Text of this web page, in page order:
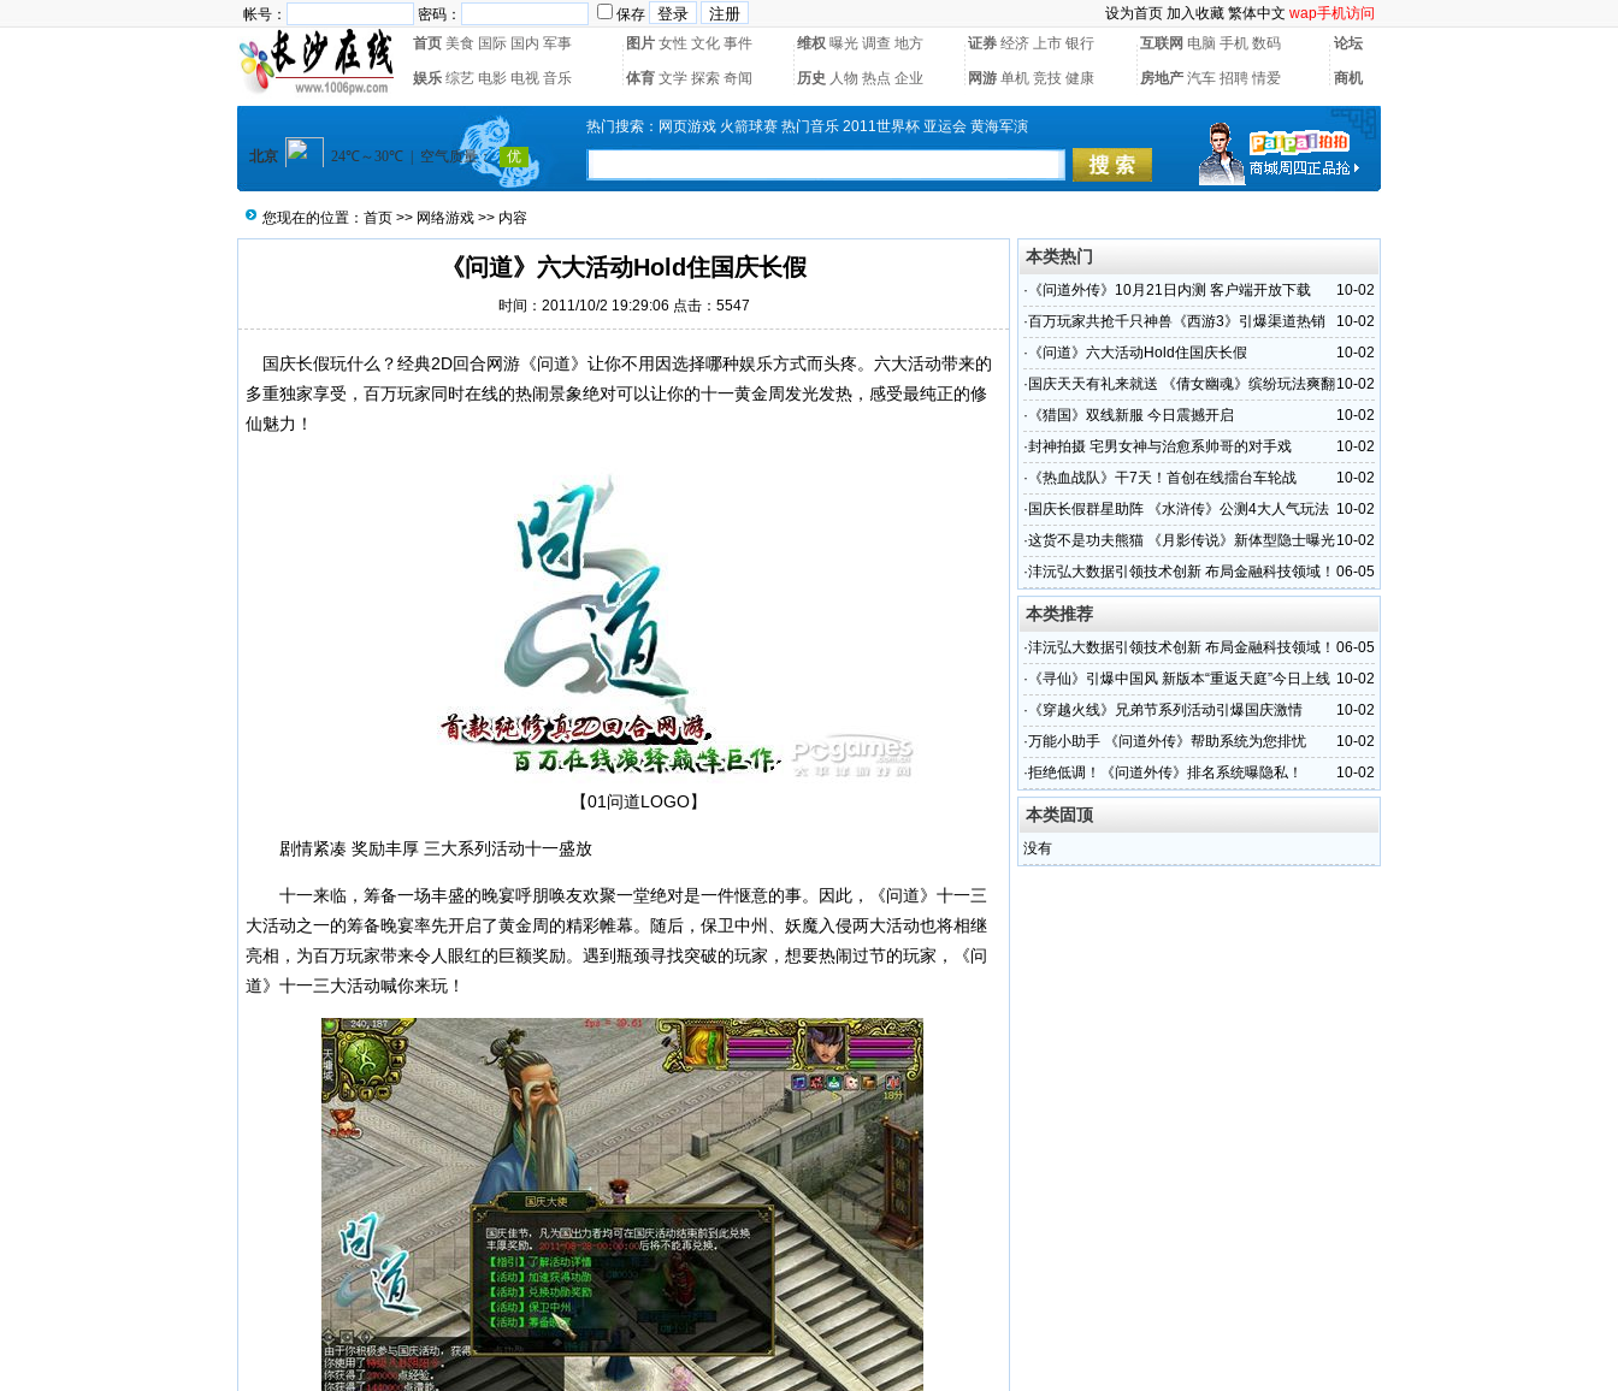
帐号： 密码： 保存 设为首页 加入收藏 繁体中文 wap手机访问
首页 美食 国际 国内 军事 图片 女性 文化 事件 维权 曝光 调查 地方 证券 经济 上市 银行 互联网 电脑 手机 数码 论坛
娱乐 综艺 电影 电视 音乐 体育 文学 探索 奇闻 历史 人物 热点 企业 网游 单机 竞技 健康 房地产 汽车 招聘 情爱 商机
热门搜索： 网页游戏 火箭球赛 热门音乐 2011世界杯 亚运会 黄海军演
您现在的位置： 首页 >> 网络游戏 >> 内容
《问道》六大活动Hold住国庆长假
时间：2011/10/2 19:29:06 点击： 5547
国庆长假玩什么？经典2D回合网游《问道》让你不用因选择哪种娱乐方式而头疼。六大活动带来的
多重独家享受，百万玩家同时在线的热闹景象绝对可以让你的十一黄金周发光发热，感受最纯正的修
仙魅力！
【01问道LOGO】
剧情紧凑 奖励丰厚 三大系列活动十一盛放
十一来临，筹备一场丰盛的晚宴呼朋唤友欢聚一堂绝对是一件惬意的事。因此，《问道》十一三
大活动之一的筹备晚宴率先开启了黄金周的精彩帷幕。随后，保卫中州、妖魔入侵两大活动也将相继
亮相，为百万玩家带来令人眼红的巨额奖励。遇到瓶颈寻找突破的玩家，想要热闹过节的玩家，《问
道》十一三大活动喊你来玩！
本类热门
10-02
· 《问道外传》10月21日内测 客户端开放下载
10-02
·百万玩家共抢千只神兽《西游3》引爆渠道热销
10-02
· 《问道》六大活动Hold住国庆长假
10-02
· 国庆天天有礼来就送 《倩女幽魂》缤纷玩法爽翻
七天
10-02
· 《猎国》双线新服 今日震撼开启
10-02
·封神拍摄 宅男女神与治愈系帅哥的对手戏
10-02
· 《热血战队》干7天！首创在线擂台车轮战
10-02
· 国庆长假群星助阵 《水浒传》公测4大人气玩法
登场
10-02
·这货不是功夫熊猫 《月影传说》新体型隐士曝光
06-05
·沣沅弘大数据引领技术创新 布局金融科技领域！
本类推荐
06-05
·沣沅弘大数据引领技术创新 布局金融科技领域！
10-02
· 《寻仙》引爆中国风 新版本“重返天庭”今日上线
10-02
· 《穿越火线》兄弟节系列活动引爆国庆激情
10-02
·万能小助手 《问道外传》帮助系统为您排忧
10-02
·拒绝低调！《问道外传》排名系统曝隐私！
本类固顶
没有